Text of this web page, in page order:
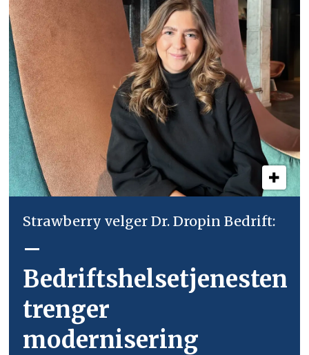
Strawberry velger Dr. Dropin Bedrift:
–
Bedriftshelsetjenesten
trenger
modernisering